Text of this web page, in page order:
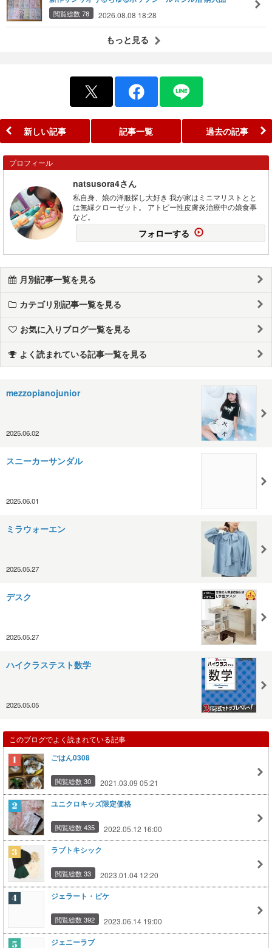
閲覧総数 78 2026.08.08 18:28
もっと見る
新しい記事 記事一覧 過去の記事
プロフィール
natsusora4さん
私自身、娘の洋服探し大好き 我が家はミニマリストとと
は無縁クローゼット。 アトピー性皮膚炎治療中の娘食事
など。
フォローする
月別記事一覧を見る
カテゴリ別記事一覧を見る
お気に入りブログ一覧を見る
よく読まれている記事一覧を見る
mezzopianojunior
2025.06.02
スニーカーサンダル
2025.06.01
ミラウォーエン
2025.05.27
デスク
2025.05.27
ハイクラステスト数学
2025.05.05
このブログでよく読まれている記事
ごはん0308
閲覧総数 30 2021.03.09 05:21
ユニクロキッズ限定価格
閲覧総数 435 2022.05.12 16:00
ラブトキシック
閲覧総数 33 2023.01.04 12:20
ジェラート・ピケ
閲覧総数 392 2023.06.14 19:00
ジェニーラブ